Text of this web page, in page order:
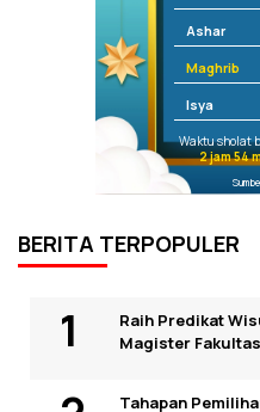
Ashar
Maghrib
Isya
Waktu sholat
2 jam 54
BERITA TERPOPULER
Raih Predikat
Magister
Tahapan